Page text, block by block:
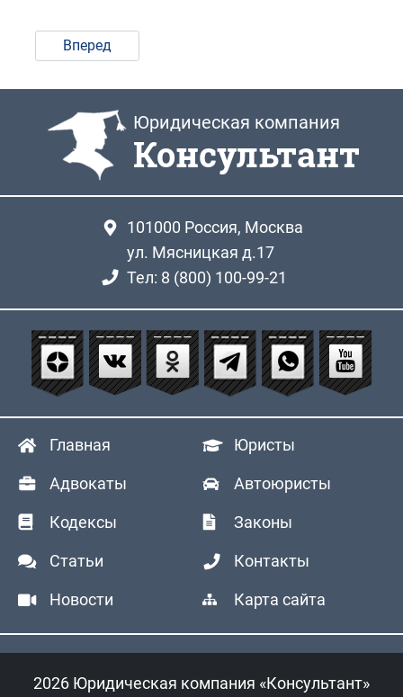
Вперед
Юридическая компания
Консультант
101000 Россия, Москва
ул. Мясницкая д.17
Тел: 8 (800) 100-99-21
Главная Юристы
Адвокаты Автоюристы
Кодексы Законы
Статьи Контакты
Новости Карта сайта
2026 Юридическая компания «Консультант»